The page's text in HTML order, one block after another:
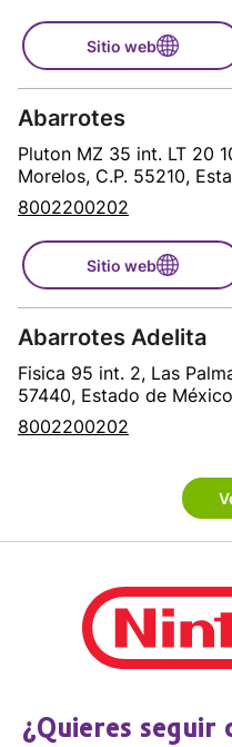
Sitio web
Abarrotes
Pluton MZ 35 int. LT 20
Morelos, C.P. 55210,
8002200202
Sitio web
Abarrotes Adelita
Fisica 95 int. 2, Las
57440, Estado de México
8002200202
Francisco I Madero 19
de Morelos, C.P. 55080,
8002200202
¿Quieres seguir